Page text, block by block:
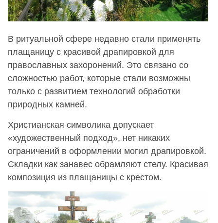
В ритуальной сфере недавно стали применять
плащаницу с красивой драпировкой для
православных захоронений. Это связано со
сложностью работ, которые стали возможны
только с развитием технологий обработки
природных камней.
Христианская символика допускает
«художественный подход», нет никаких
ограничений в оформлении могил драпировкой.
Складки как занавес обрамляют стелу. Красивая
композиция из плащаницы с крестом.